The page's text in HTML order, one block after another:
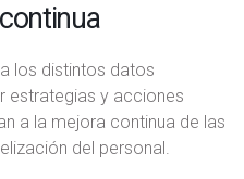
los distintos datos
estrategias y acciones
a la mejora continua de las
del personal.